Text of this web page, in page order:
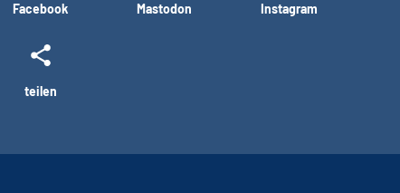
Facebook Mastodon Instagram
teilen